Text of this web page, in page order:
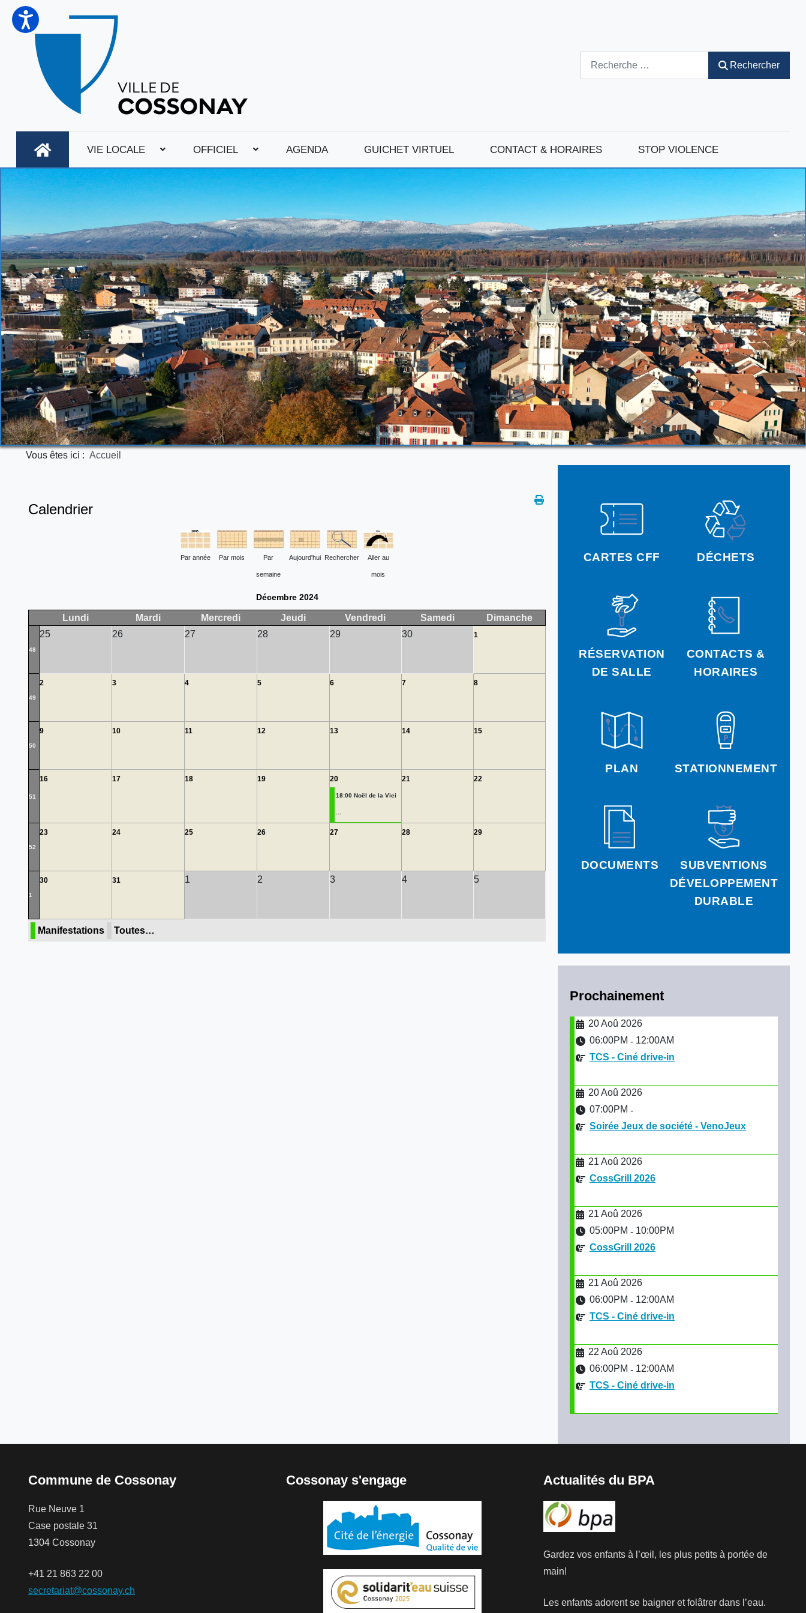
Rechercher
VIE LOCALE OFFICIEL AGENDA GUICHET VIRTUEL CONTACT & HORAIRES STOP VIOLENCE
Vous êtes ici : Accueil
CARTES CFF DÉCHETS
RÉSERVATION
DE SALLE
CONTACTS &
HORAIRES
PLAN STATIONNEMENT
DOCUMENTS
SUBVENTIONS
DÉVELOPPEMENT
DURABLE
Prochainement
20 Aoû 2026
06:00PM - 12:00AM
TCS - Ciné drive-in
20 Aoû 2026
07:00PM -
Soirée Jeux de société - VenoJeux
21 Aoû 2026
CossGrill 2026
21 Aoû 2026
05:00PM - 10:00PM
CossGrill 2026
21 Aoû 2026
06:00PM - 12:00AM
TCS - Ciné drive-in
22 Aoû 2026
06:00PM - 12:00AM
TCS - Ciné drive-in
Calendrier
Par année Par mois Par
semaine
Aujourd'hui Rechercher Aller au
mois
Décembre 2024
Lundi Mardi Mercredi Jeudi Vendredi Samedi Dimanche
48
25 26 27 28 29 30 1
49
2 3 4 5 6 7 8
50
9 10 11 12 13 14 15
51
16 17 18 19 20
18:00 Noël de la Viei
21 22
52
23 24 25 26 27 28 29
1
30 31 1 2 3 4 5
Manifestations Toutes…
Commune de Cossonay
Rue Neuve 1
Case postale 31
1304 Cossonay
+41 21 863 22 00
secretariat@cossonay.ch
Cossonay s'engage Actualités du BPA
Gardez vos enfants à l’œil, les plus petits à portée de
main!
Les enfants adorent se baigner et folâtrer dans l’eau.